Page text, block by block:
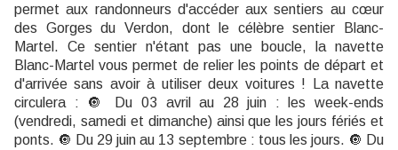
permet aux randonneurs d'accéder aux sentiers au cœur
des Gorges du Verdon, dont le célèbre sentier Blanc-
Martel. Ce sentier n'étant pas une boucle, la navette
Blanc-Martel vous permet de relier les points de départ et
d'arrivée sans avoir à utiliser deux voitures ! La navette
circulera : 🔘 Du 03 avril au 28 juin : les week-ends
(vendredi, samedi et dimanche) ainsi que les jours fériés et
ponts. 🔘 Du 29 juin au 13 septembre : tous les jours. 🔘 Du